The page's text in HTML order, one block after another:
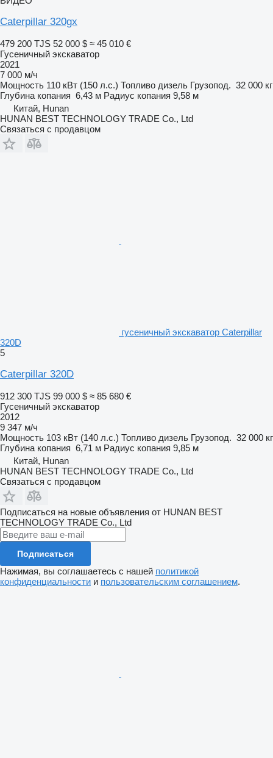
Caterpillar 320gx
479 200 TJS 52 000 $ ≈ 45 010 €
Гусеничный экскаватор
2021
7 000 м/ч
Мощность 110 кВт (150 л.с.) Топливо дизель Грузопод. 32 000 кг
Глубина копания 6,43 м Радиус копания 9,58 м
Китай, Hunan
HUNAN BEST TECHNOLOGY TRADE Co., Ltd
Связаться с продавцом
гусеничный экскаватор Caterpillar
320D
5
Caterpillar 320D
912 300 TJS 99 000 $ ≈ 85 680 €
Гусеничный экскаватор
2012
9 347 м/ч
Мощность 103 кВт (140 л.с.) Топливо дизель Грузопод. 32 000 кг
Глубина копания 6,71 м Радиус копания 9,85 м
Китай, Hunan
HUNAN BEST TECHNOLOGY TRADE Co., Ltd
Связаться с продавцом
Подписаться на новые объявления от HUNAN BEST
TECHNOLOGY TRADE Co., Ltd
Подписаться
Нажимая, вы соглашаетесь с нашей политикой
конфиденциальности и пользовательским соглашением.